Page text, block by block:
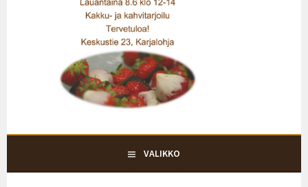
KYLÄTALO KEHRÄ
VALIKKO